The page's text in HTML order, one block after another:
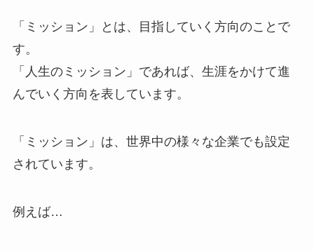
「ミッション」とは、目指していく方向のことで
す。
「人生のミッション」であれば、生涯をかけて進
んでいく方向を表しています。
「ミッション」は、世界中の様々な企業でも設定
されています。
例えば…